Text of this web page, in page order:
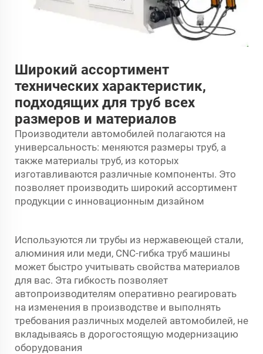
Широкий ассортимент
технических характеристик,
подходящих для труб всех
размеров и материалов
Производители автомобилей полагаются на
универсальность: меняются размеры труб, а
также материалы труб, из которых
изготавливаются различные компоненты. Это
позволяет производить широкий ассортимент
продукции с инновационным дизайном
Используются ли трубы из нержавеющей стали,
алюминия или меди, CNC-гибка труб машины
может быстро учитывать свойства материалов
для вас. Эта гибкость позволяет
автопроизводителям оперативно реагировать
на изменения в производстве и выполнять
требования различных моделей автомобилей, не
вкладываясь в дорогостоящую модернизацию
оборудования